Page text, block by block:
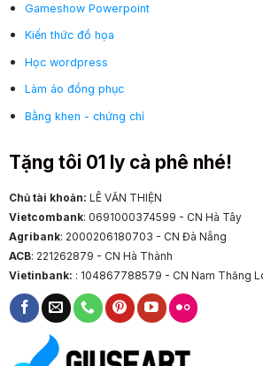
Gameshow Powerpoint
Kiến thức đồ họa
Học wordpress
Làm áo đồng phục
Bằng khen - chứng chỉ
Tặng tôi 01 ly cà phê nhé!
Chủ tài khoản: LÊ VĂN THIỆN
Vietcombank: 0691000374599 - CN Hà Tây
Agribank: 2000206180703 - CN Đà Nẵng
ACB: 221262879 - CN Hà Thành
Vietinbank: : 104867788579 - CN Nam Thăng